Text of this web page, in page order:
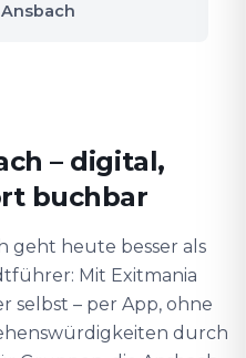
– digital,
buchbar
geht heute besser als
Mit Exitmania
selbst – per App, ohne
durch